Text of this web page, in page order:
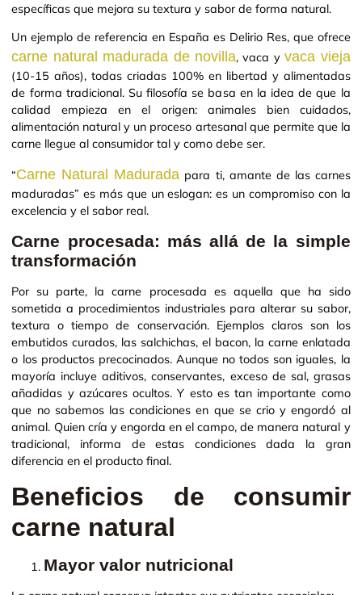
específicas que mejora su textura y sabor de forma natural.
Un ejemplo de referencia en España es Delirio Res, que ofrece
carne natural madurada de novilla, vaca yvaca vieja
(10-15 años), todas criadas 100% en libertad y alimentadas
de forma tradicional. Su filosofía se basa en la idea de que la
calidad empieza en el origen: animales bien cuidados,
alimentación natural y un proceso artesanal que permite que la
carne llegue al consumidor tal y como debe ser.
“Carne Natural Madurada para ti, amante de las carnes
maduradas” es más que un eslogan: es un compromiso con la
excelencia y el sabor real.
Carne procesada: más allá de la simple
transformación
Por su parte, la carne procesada es aquella que ha sido
sometida a procedimientos industriales para alterar su sabor,
textura o tiempo de conservación. Ejemplos claros son los
embutidos curados, las salchichas, el bacon, la carne enlatada
o los productos precocinados. Aunque no todos son iguales, la
mayoría incluye aditivos, conservantes, exceso de sal, grasas
añadidas y azúcares ocultos. Y esto es tan importante como
que no sabemos las condiciones en que se crio y engordó al
animal. Quien cría y engorda en el campo, de manera natural y
tradicional, informa de estas condiciones dada la gran
diferencia en el producto final.
Beneficios de consumir
carne natural
Mayor valor nutricional